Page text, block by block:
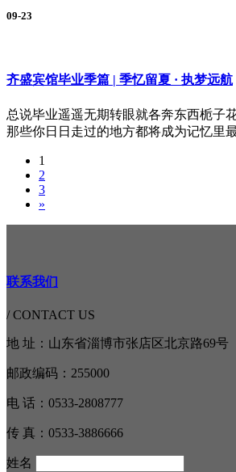
09-23
齐盛宾馆毕业季篇 | 季忆留夏 · 执梦远航
总说毕业遥遥无期转眼就各奔东西栀子
那些你日日走过的地方都将成为记忆里
1
2
3
»
联系我们
/ CONTACT US
地 址：山东省淄博市张店区北京路69号
邮政编码：255000
电 话：0533-2808777
传 真：0533-3886666
姓名